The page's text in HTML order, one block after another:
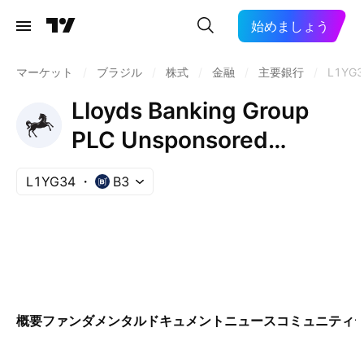
始めましょう
マーケット ブラジル 株式 金融 主要銀行
Lloyds Banking Group
PLC Unsponsored
Brazilian Depositary
L1YG34 B3
概要ファンダメンタルドキュメント ニュースコミュニティ